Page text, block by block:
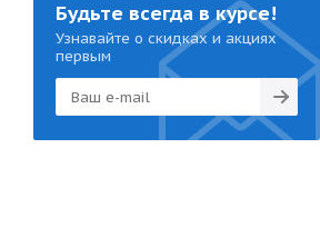
Будьте всегда в курсе!
Узнавайте о скидках и акциях
первым